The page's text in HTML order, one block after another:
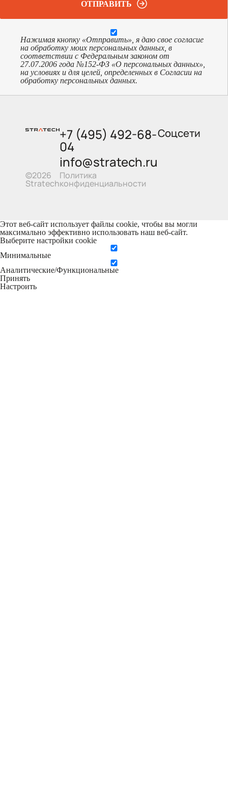
ОТПРАВИТЬ
Нажимая кнопку «Отправить», я даю свое согласие
на обработку моих персональных данных, в
соответствии с Федеральным законом от
27.07.2006 года №152-ФЗ «О персональных данных»,
на условиях и для целей, определенных в Согласии на
обработку персональных данных.
©2026
Stratech
+7 (495) 492-68-
04
info@stratech.ru
Политика
конфиденциальности
Соцсети
Этот веб-сайт использует файлы cookie, чтобы вы могли
максимально эффективно использовать наш веб-сайт.
Выберите настройки cookie
Минимальные
Аналитические/Функциональные
Принять
Настроить